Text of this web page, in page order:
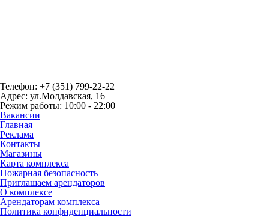
Телефон: +7 (351) 799-22-22
Адрес: ул.Молдавская, 16
Режим работы: 10:00 - 22:00
Вакансии
Главная
Реклама
Контакты
Магазины
Карта комплекса
Пожарная безопасность
Приглашаем арендаторов
О комплексе
Арендаторам комплекса
Политика конфиденциальности